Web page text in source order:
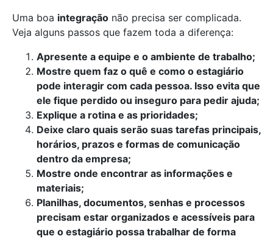
Uma boa integração não precisa ser complicada.
Veja alguns passos que fazem toda a diferença:
Apresente a equipe e o ambiente de trabalho;
Mostre quem faz o quê e como o estagiário
pode interagir com cada pessoa. Isso evita que
ele fique perdido ou inseguro para pedir ajuda;
Explique a rotina e as prioridades;
Deixe claro quais serão suas tarefas principais,
horários, prazos e formas de comunicação
dentro da empresa;
Mostre onde encontrar as informações e
materiais;
Planilhas, documentos, senhas e processos
precisam estar organizados e acessíveis para
que o estagiário possa trabalhar de forma